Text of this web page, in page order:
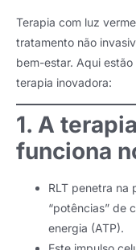
Terapia com luz
tratamento não
bem-estar. Aqui
terapia inovadora:
1. A
funciona
RLT penetra na
“potências” de
energia (ATP).